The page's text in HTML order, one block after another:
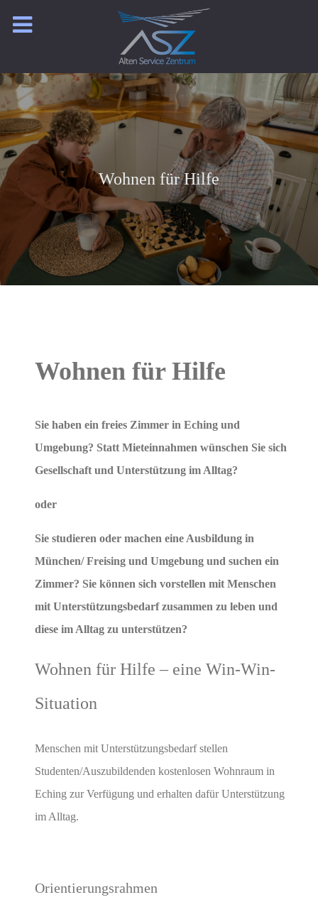
Wohnen für Hilfe
Wohnen für Hilfe
Sie haben ein freies Zimmer in Eching und
Umgebung? Statt Mieteinnahmen wünschen Sie sich
Gesellschaft und Unterstützung im Alltag?
oder
Sie studieren oder machen eine Ausbildung in
München/ Freising und Umgebung und suchen ein
Zimmer? Sie können sich vorstellen mit Menschen
mit Unterstützungsbedarf zusammen zu leben und
diese im Alltag zu unterstützen?
Wohnen für Hilfe – eine Win-Win-
Situation
Menschen mit Unterstützungsbedarf stellen
Studenten/Auszubildenden kostenlosen Wohnraum in
Eching zur Verfügung und erhalten dafür Unterstützung
im Alltag.
Orientierungsrahmen